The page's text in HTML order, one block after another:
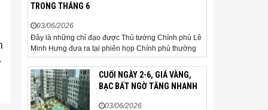
TRONG THÁNG 6
03/06/2026
Đây là những chỉ đạo được Thủ tướng Chính phủ Lê
Minh Hưng đưa ra tại phiên họp Chính phủ thường
kỳ tháng 5 năm 2026. Sáng ngày 3/6, Ủy viên Bộ
Chính trị, Bí thư Đảng ủy Chính phủ, Thủ tướng
Chính phủ Lê Minh Hưng đã chủ trì phiên họp Chính
phủ thường...
CUỐI NGÀY 2-6, GIÁ VÀNG,
BẠC BẤT NGỜ TĂNG NHANH
03/06/2026